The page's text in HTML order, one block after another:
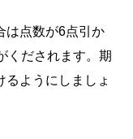
は点数が6点引か
くだされます。期
るようにしましょ